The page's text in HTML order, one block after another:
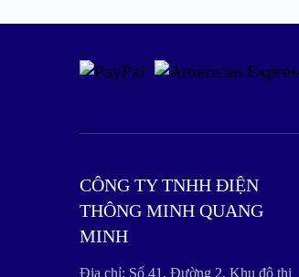
CÔNG TY TNHH ĐIỆN
THÔNG MINH QUANG
MINH
Địa chỉ: Số 41, Đường 2, Khu đô thị